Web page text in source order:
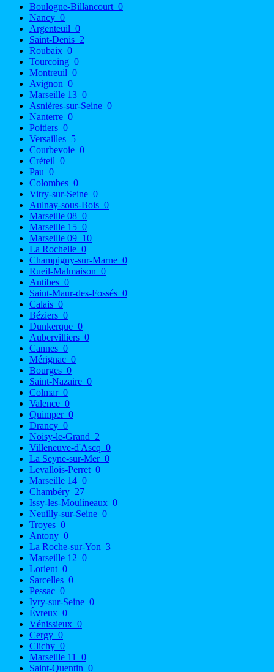
Boulogne-Billancourt 0
Nancy 0
Argenteuil 0
Saint-Denis 2
Roubaix 0
Tourcoing 0
Montreuil 0
Avignon 0
Marseille 13 0
Asnières-sur-Seine 0
Nanterre 0
Poitiers 0
Versailles 5
Courbevoie 0
Créteil 0
Pau 0
Colombes 0
Vitry-sur-Seine 0
Aulnay-sous-Bois 0
Marseille 08 0
Marseille 15 0
Marseille 09 10
La Rochelle 0
Champigny-sur-Marne 0
Rueil-Malmaison 0
Antibes 0
Saint-Maur-des-Fossés 0
Calais 0
Béziers 0
Dunkerque 0
Aubervilliers 0
Cannes 0
Mérignac 0
Bourges 0
Saint-Nazaire 0
Colmar 0
Valence 0
Quimper 0
Drancy 0
Noisy-le-Grand 2
Villeneuve-d'Ascq 0
La Seyne-sur-Mer 0
Levallois-Perret 0
Marseille 14 0
Chambéry 27
Issy-les-Moulineaux 0
Neuilly-sur-Seine 0
Troyes 0
Antony 0
La Roche-sur-Yon 3
Marseille 12 0
Lorient 0
Sarcelles 0
Pessac 0
Ivry-sur-Seine 0
Évreux 0
Vénissieux 0
Cergy 0
Clichy 0
Marseille 11
0
Saint-Quentin 0